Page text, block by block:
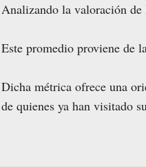
Analizando la valoración
Este promedio proviene de
Dicha métrica ofrece una
de quienes ya han visitado